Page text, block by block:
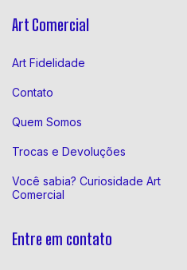
Art Comercial
Art Fidelidade
Contato
Quem Somos
Trocas e Devoluções
Você sabia? Curiosidade Art
Comercial
Entre em contato